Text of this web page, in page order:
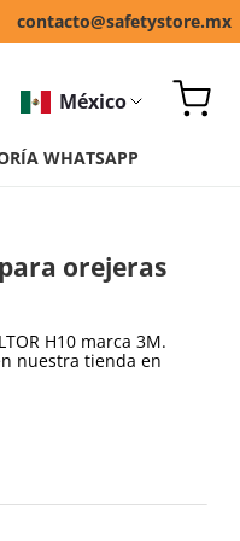
contacto@safetystore.mx
México
orejeras
H10 marca 3M.
nuestra tienda en